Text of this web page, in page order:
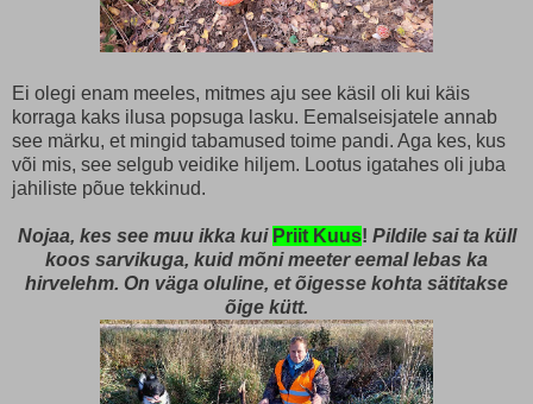
Ei olegi enam meeles, mitmes aju see käsil oli kui käis
korraga kaks ilusa popsuga lasku. Eemalseisjatele annab
see märku, et mingid tabamused toime pandi. Aga kes, kus
või mis, see selgub veidike hiljem. Lootus igatahes oli juba
jahiliste põue tekkinud.
Nojaa, kes see muu ikka kui Priit Kuus! Pildile sai ta küll
koos sarvikuga, kuid mõni meeter eemal lebas ka
hirvelehm. On väga oluline, et õigesse kohta sätitakse
õige kütt.